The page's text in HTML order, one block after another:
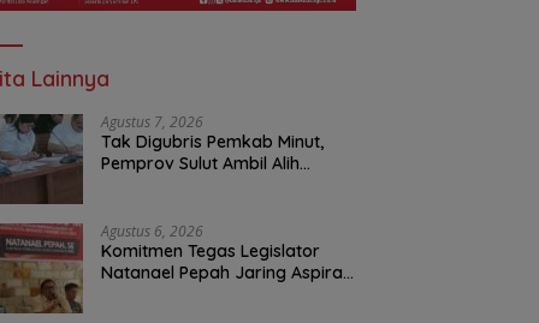
Lainnya
Agustus 7, 2026
Tak Digubris Pemkab Minut,
Pemprov Sulut Ambil Alih
Agustus 6, 2026
Komitmen Tegas Legislator
Natanael Pepah Jaring Aspirasi